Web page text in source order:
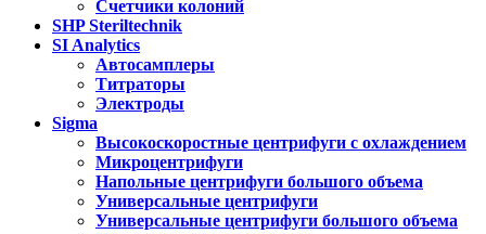
Счетчики колоний
SHP Steriltechnik
SI Analytics
Автосамплеры
Титраторы
Электроды
Sigma
Высокоскоростные центрифуги с охлаждением
Микроцентрифуги
Напольные центрифуги большого объема
Универсальные центрифуги
Универсальные центрифуги большого объема